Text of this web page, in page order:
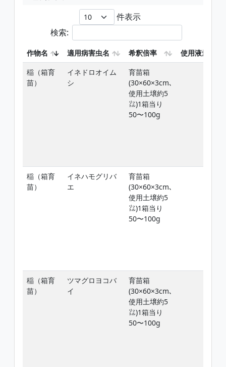
件表示
検索:
作物名 適用病害虫名 希釈倍率
使用液量
稲（箱育
苗）
イネドロオイム
シ
育苗箱
(30×60×3cm､
使用土壌約5
㍑)1箱当り
50〜100g
稲（箱育
苗）
イネハモグリバ
エ
育苗箱
(30×60×3cm､
使用土壌約5
㍑)1箱当り
50〜100g
稲（箱育
苗）
ツマグロヨコバ
イ
育苗箱
(30×60×3cm､
使用土壌約5
㍑)1箱当り
50〜100g